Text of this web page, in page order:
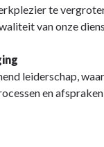
te
van onze
leiderschap,
en